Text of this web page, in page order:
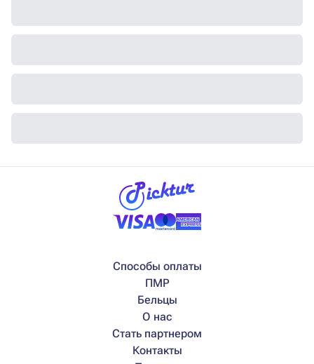
Способы оплаты
ПМР
Бельцы
О нас
Стать партнером
Контакты